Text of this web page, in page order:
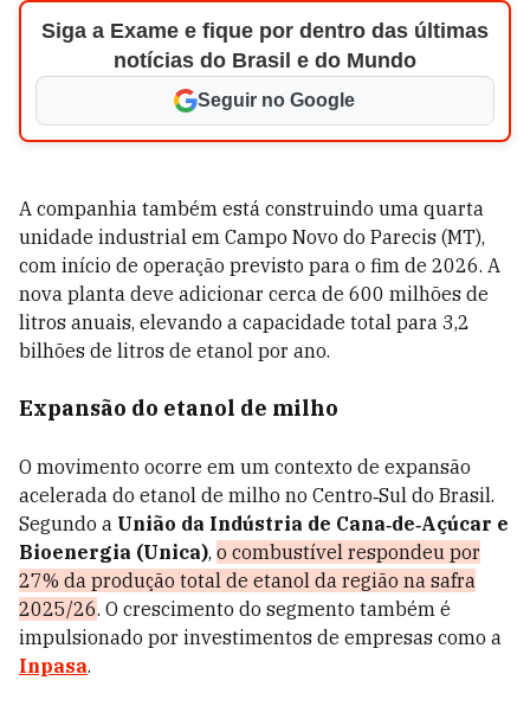
Siga a Exame e fique por dentro das últimas
notícias do Brasil e do Mundo
Seguir no Google
A companhia também está construindo uma quarta
unidade industrial em Campo Novo do Parecis (MT),
com início de operação previsto para o fim de 2026. A
nova planta deve adicionar cerca de 600 milhões de
litros anuais, elevando a capacidade total para 3,2
bilhões de litros de etanol por ano.
Expansão do etanol de milho
O movimento ocorre em um contexto de expansão
acelerada do etanol de milho no Centro‑Sul do Brasil.
Segundo a União da Indústria de Cana‑de‑Açúcar e
Bioenergia (Unica), o combustível respondeu por
27% da produção total de etanol da região na safra
2025/26. O crescimento do segmento também é
impulsionado por investimentos de empresas como a
Inpasa.